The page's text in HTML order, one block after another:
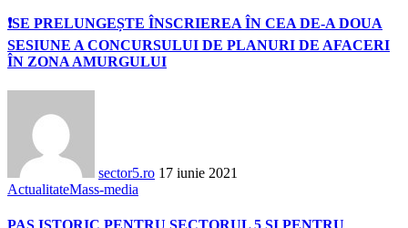
❗SE PRELUNGEȘTE ÎNSCRIEREA ÎN CEA DE-A DOUA
SESIUNE A CONCURSULUI DE PLANURI DE AFACERI
ÎN ZONA AMURGULUI
sector5.ro 17 iunie 2021
ActualitateMass-media
PAS ISTORIC PENTRU SECTORUL 5 ȘI PENTRU